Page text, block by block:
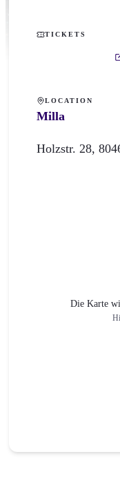
TICKETS
LOCATION
Milla
Holzstr. 28,
Die Karte